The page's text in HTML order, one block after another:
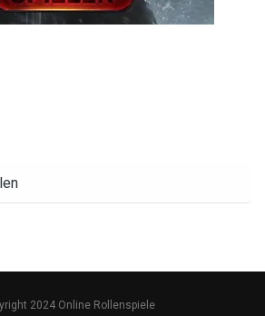
2024 Online Rollenspiele